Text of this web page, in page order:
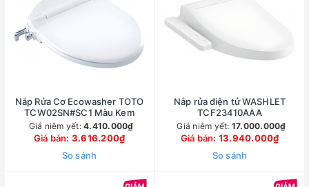
Nắp Rửa Cơ Ecowasher TOTO
TCW02SN#SC1 Màu Kem
Giá niêm yết: 4.410.000₫
Giá bán: 3.616.200₫
So sánh
Nắp rửa điện tử WASHLET
TCF23410AAA
Giá niêm yết: 17.000.000₫
Giá bán: 13.940.000₫
So sánh